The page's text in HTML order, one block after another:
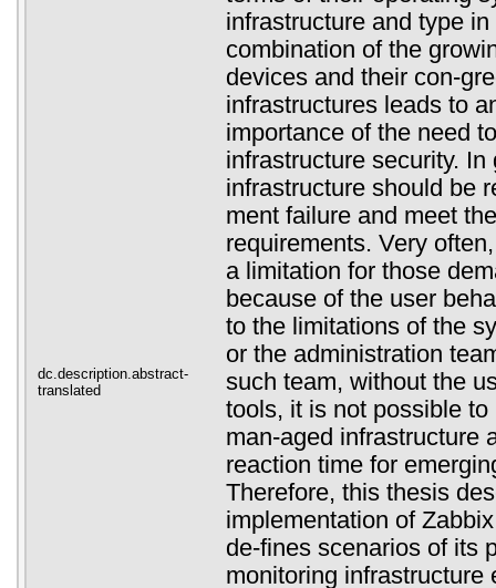
dc.description.abstract-
translated
infrastructure and type
combination of the
devices and their con-
infrastructures leads to
importance of the need
infrastructure security. In
infrastructure should be
ment failure and meet
requirements. Very
a limitation for those
because of the user
to the limitations of the
or the administration
such team, without the
tools, it is not possible
man-aged infrastructure
reaction time for
Therefore, this thesis
implementation of
de-fines scenarios of its
monitoring infrastructure